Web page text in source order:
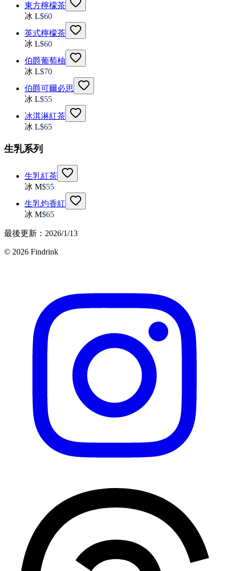
東方檸檬茶
冰 L$60
英式檸檬茶
冰 L$60
伯爵葡萄柚
冰 L$70
伯爵可爾必思
冰 L$55
冰淇淋紅茶
冰 L$65
生乳系列
生乳紅茶
冰 M$55
生乳灼香紅
冰 M$65
最後更新： 2026/1/13
© 2026 Findrink